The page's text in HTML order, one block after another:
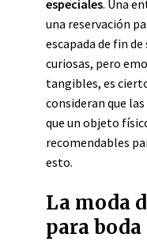
especiales. Una
una reservación
escapada de fin
curiosas, pero
tangibles, es
consideran que
que un objeto
recomendables
esto.
La moda
para boda